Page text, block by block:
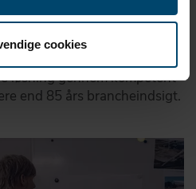
cookies
løsning gennem kompetent
end 85 års brancheindsigt.